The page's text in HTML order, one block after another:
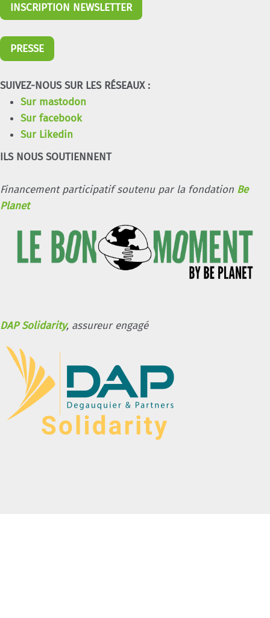
INSCRIPTION NEWSLETTER
PRESSE
SUIVEZ-NOUS SUR LES RÉSEAUX :
Sur mastodon
Sur facebook
Sur Likedin
ILS NOUS SOUTIENNENT
Financement participatif soutenu par la fondation Be
Planet
DAP Solidarity, assureur engagé